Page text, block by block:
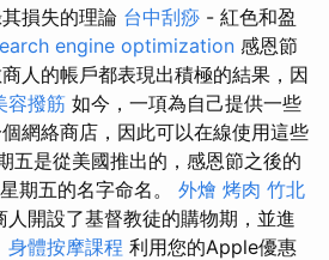
損失的理論 台中刮痧 - 紅色和盈
engine optimization 感恩節
人的帳戶都表現出積極的結果，因
容撥筋 如今，一項為自己提供一些
網絡商店，因此可以在線使用這些
五是從美國推出的，感恩節之後的
期五的名字命名。 外燴 烤肉 竹北
人開設了基督教徒的購物期，並進
身體按摩課程 利用您的Apple優惠